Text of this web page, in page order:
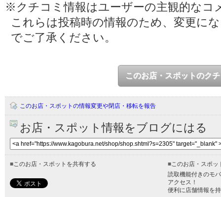
※クチコミ情報はユーザーの主観的なコ
これらは投稿時の情報のため、変更に
でご了承ください。
このお店・スポットのク
このお店・スポットの情報変更や閉店・移転を報告
お店・スポット情報をブログにはる
■このお店・スポットを共有する ■このお店・スポッ
読取機能付きのモ
アクセス！
便利に店舗情報を